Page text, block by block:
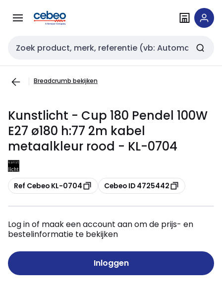
naar
naar
Zoekveld invoer
Breadcrumb bekijken
Kunstlicht - Cup 180 Pendel 100W
E27 ø180 h:77 2m kabel
metaalkleur rood - KL-0704
Kopiëren
Ref Cebeo KL-0704 Kopiëren
Cebeo ID 4725442
Log in of maak een account aan om de prijs- en
bestelinformatie te bekijken
Inloggen